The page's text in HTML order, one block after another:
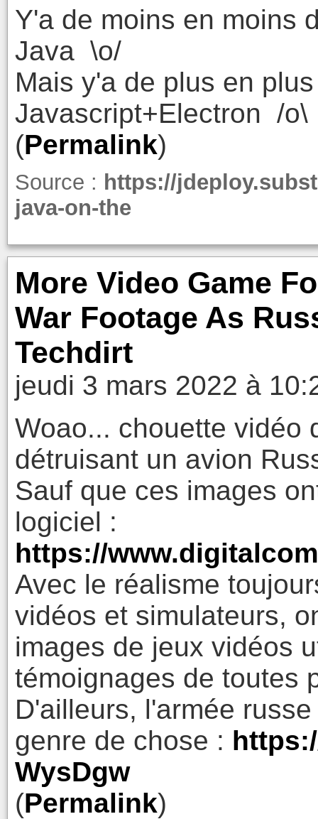
Y'a de moins en moins
Java \o/
Mais y'a de plus en
Javascript+Electron /o\
(Permalink)
Source : https://
java-on-the
More Video Game
War Footage As
Techdirt
jeudi 3 mars 2022 à
Woao... chouette vidéo
détruisant un avion
Sauf que ces images
logiciel :
https://
Avec le réalisme
vidéos et simulateurs,
images de jeux vidéos
témoignages de toutes
D'ailleurs, l'armée
genre de chose :
WysDgw
(Permalink)